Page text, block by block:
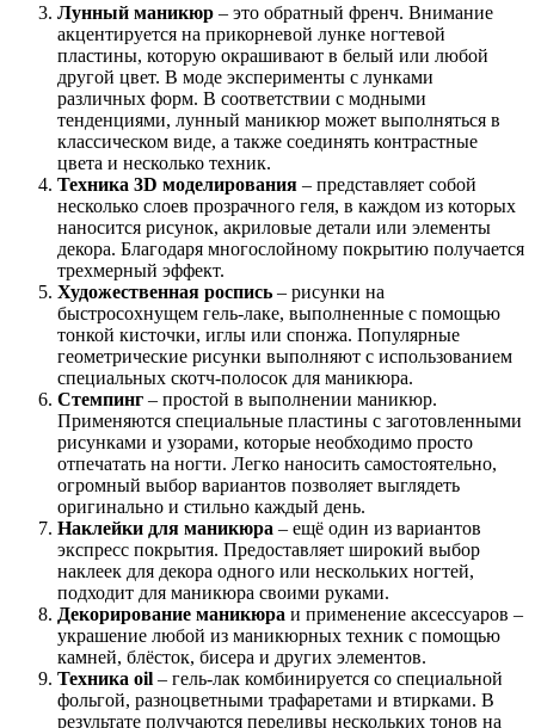
Лунный маникюр – это обратный френч. Внимание
акцентируется на прикорневой лунке ногтевой
пластины, которую окрашивают в белый или любой
другой цвет. В моде эксперименты с лунками
различных форм. В соответствии с модными
тенденциями, лунный маникюр может выполняться в
классическом виде, а также соединять контрастные
цвета и несколько техник.
Техника 3D моделирования – представляет собой
несколько слоев прозрачного геля, в каждом из которых
наносится рисунок, акриловые детали или элементы
декора. Благодаря многослойному покрытию получается
трехмерный эффект.
Художественная роспись – рисунки на
быстросохнущем гель-лаке, выполненные с помощью
тонкой кисточки, иглы или спонжа. Популярные
геометрические рисунки выполняют с использованием
специальных скотч-полосок для маникюра.
Стемпинг – простой в выполнении маникюр.
Применяются специальные пластины с заготовленными
рисунками и узорами, которые необходимо просто
отпечатать на ногти. Легко наносить самостоятельно,
огромный выбор вариантов позволяет выглядеть
оригинально и стильно каждый день.
Наклейки для маникюра – ещё один из вариантов
экспресс покрытия. Предоставляет широкий выбор
наклеек для декора одного или нескольких ногтей,
подходит для маникюра своими руками.
Декорирование маникюра и применение аксессуаров –
украшение любой из маникюрных техник с помощью
камней, блёсток, бисера и других элементов.
Техника oil – гель-лак комбинируется со специальной
фольгой, разноцветными трафаретами и втирками. В
результате получаются переливы нескольких тонов на